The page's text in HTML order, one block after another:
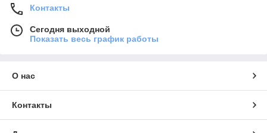
Контакты
Сегодня выходной
Показать весь график работы
О нас
Контакты